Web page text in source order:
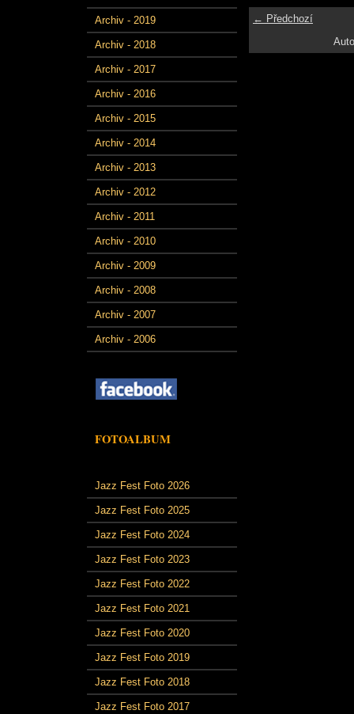
Archiv - 2019
Archiv - 2018
Archiv - 2017
Archiv - 2016
Archiv - 2015
Archiv - 2014
Archiv - 2013
Archiv - 2012
Archiv - 2011
Archiv - 2010
Archiv - 2009
Archiv - 2008
Archiv - 2007
Archiv - 2006
FOTOALBUM
Jazz Fest Foto 2026
Jazz Fest Foto 2025
Jazz Fest Foto 2024
Jazz Fest Foto 2023
Jazz Fest Foto 2022
Jazz Fest Foto 2021
Jazz Fest Foto 2020
Jazz Fest Foto 2019
Jazz Fest Foto 2018
Jazz Fest Foto 2017
← Předchozí